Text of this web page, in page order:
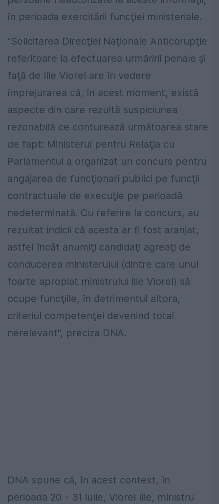
în perioada exercitării funcţiei ministeriale.
"Solicitarea Direcţiei Naţionale Anticorupţie
referitoare la efectuarea urmăririi penale şi
faţă de Ilie Viorel are în vedere
împrejurarea că, în acest moment, există
aspecte din care rezultă suspiciunea
rezonabilă ce conturează următoarea stare
de fapt: Ministerul pentru Relaţia cu
Parlamentul a organizat un concurs pentru
angajarea de funcţionari publici pe funcţii
contractuale de execuţie pe perioadă
nedeterminată. Cu referire la concurs, au
rezultat indicii că acesta ar fi fost aranjat,
astfel încât anumiţi candidaţi agreaţi de
conducerea ministerului (dintre care unul
foarte apropiat ministrului Ilie Viorel) să
ocupe funcţiile, în detrimentul altora,
criteriul competenţei devenind total
nerelevant", preciza DNA.
DNA spune că, în acest context, în
perioada 20 - 31 iulie, Viorel Ilie, ministru